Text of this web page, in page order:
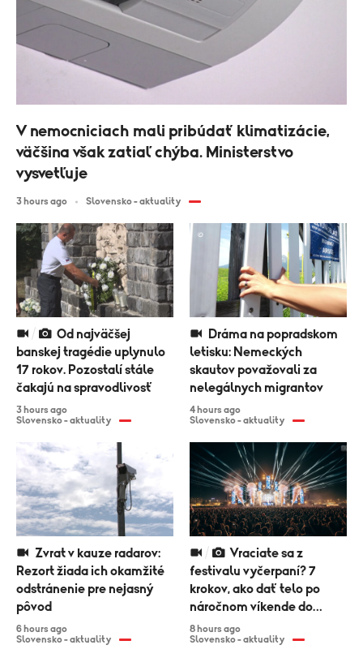
V nemocniciach mali pribúdať klimatizácie,
väčšina však zatiaľ chýba. Ministerstvo
vysvetľuje
3 hours ago Slovensko - aktuality
banskej tragédie uplynulo
17 rokov. Pozostalí stále
čakajú na spravodlivosť
3 hours ago
Slovensko - aktuality
letisku: Nemeckých
skautov považovali za
nelegálnych migrantov
4 hours ago
Slovensko - aktuality
Rezort žiada ich okamžité
odstránenie pre nejasný
pôvod
6 hours ago
Slovensko - aktuality
festivalu vyčerpaní? 7
krokov, ako dať telo po
náročnom víkende do
poriadku
8 hours ago
Slovensko - aktuality